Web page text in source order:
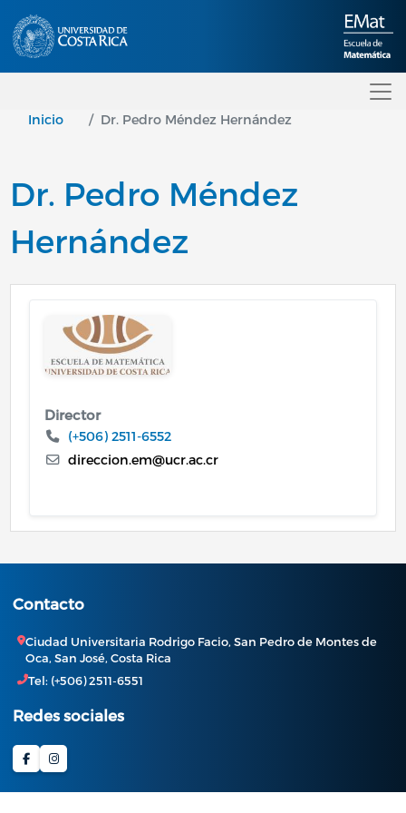
Inicio Dr. Pedro Méndez Hernández
Dr. Pedro Méndez
Hernández
Image
Director
(+506) 2511-6552
direccion.em@ucr.ac.cr
Contacto
Ciudad Universitaria Rodrigo Facio, San Pedro de Montes de
Oca, San José, Costa Rica
Tel: (+506) 2511-6551
Redes sociales